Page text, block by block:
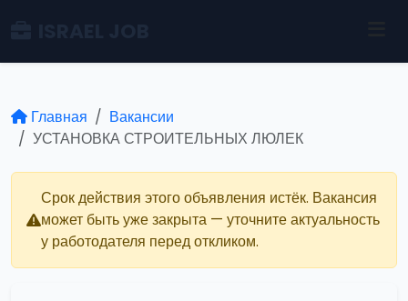
Главная
Вакансии
УСТАНОВКА СТРОИТЕЛЬНЫХ ЛЮЛЕК
Срок действия этого объявления истёк. Вакансия
может быть уже закрыта — уточните актуальность
у работодателя перед откликом.